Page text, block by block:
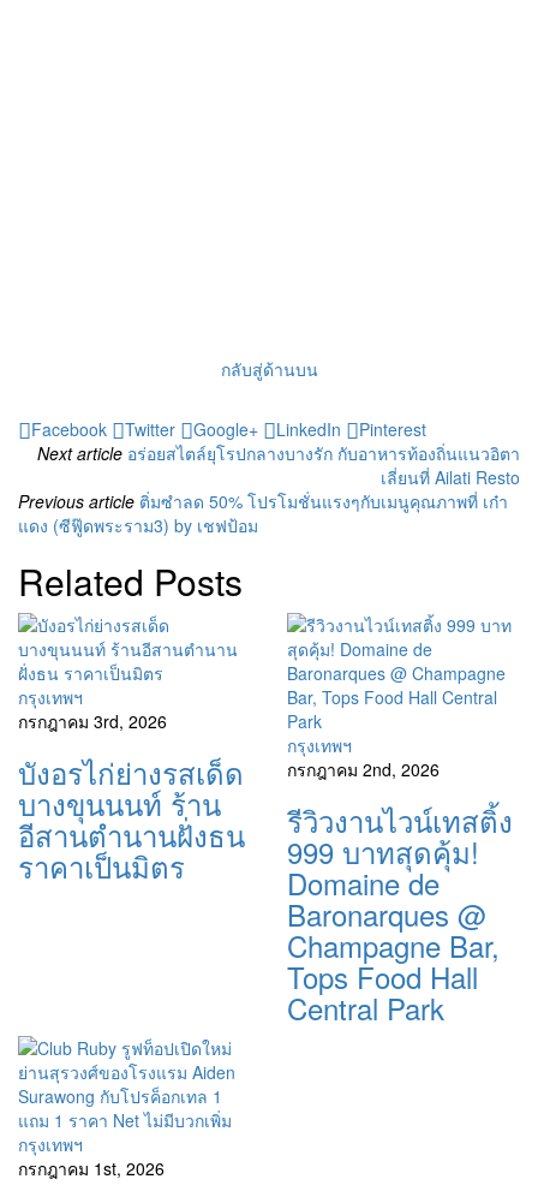
กลับสู่ด้านบน
Facebook Twitter Google+ LinkedIn
Pinterest
Next article อร่อยสไตล์ยุโรปกลางบางรัก กับอาหารท้องถิ่นแนวอิตา
เลี่ยนที่ Ailati Resto
Previous article ติ่มซำลด 50% โปรโมชั่นแรงๆกับเมนูคุณภาพที่ เก๋า
แดง (ซีฟู๊ดพระราม3) by เชฟป้อม
Related Posts
กรุงเทพฯ
กรกฎาคม 3rd, 2026
บังอรไก่ย่างรสเด็ด
บางขุนนนท์ ร้าน
อีสานตำนานฝั่งธน
ราคาเป็นมิตร
กรุงเทพฯ
กรกฎาคม 2nd, 2026
รีวิวงานไวน์เทสติ้ง
999 บาทสุดคุ้ม!
Domaine de
Baronarques @
Champagne Bar,
Tops Food Hall
Central Park
กรุงเทพฯ
กรกฎาคม 1st, 2026